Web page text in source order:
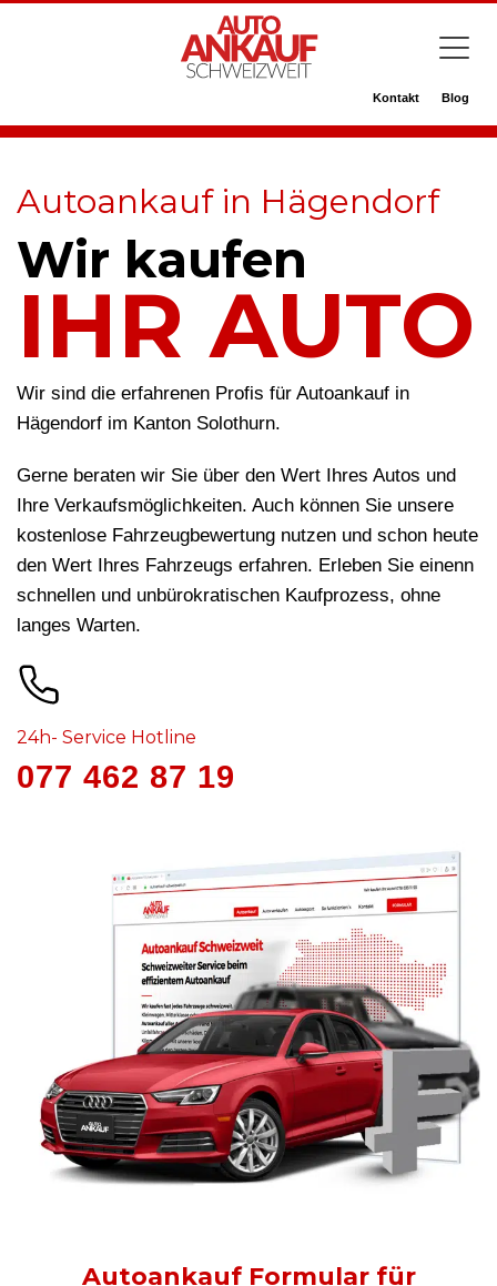
Kontakt Blog
Autoankauf in Hägendorf
Wir kaufen
IHR AUTO
Wir sind die erfahrenen Profis für Autoankauf in
Hägendorf im Kanton Solothurn.
Gerne beraten wir Sie über den Wert Ihres Autos und
Ihre Verkaufsmöglichkeiten. Auch können Sie unsere
kostenlose Fahrzeugbewertung nutzen und schon heute
den Wert Ihres Fahrzeugs erfahren. Erleben Sie einenn
schnellen und unbürokratischen Kaufprozess, ohne
langes Warten.
24h- Service Hotline
077 462 87 19
Autoankauf Formular für